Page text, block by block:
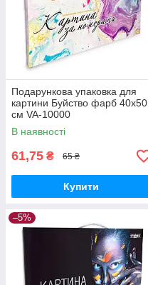
Подарункова упаковка для
картини Буйство фарб 40х50
см VA-10000
В наявності
61,75 ₴ 65 ₴
Купити
–5%